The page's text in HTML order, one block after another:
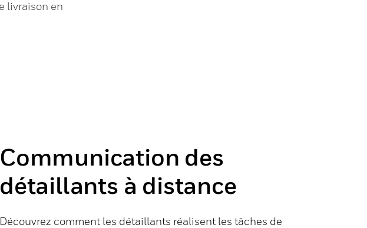
Communication des
détaillants à distance
Découvrez comment les détaillants réalisent les tâches de